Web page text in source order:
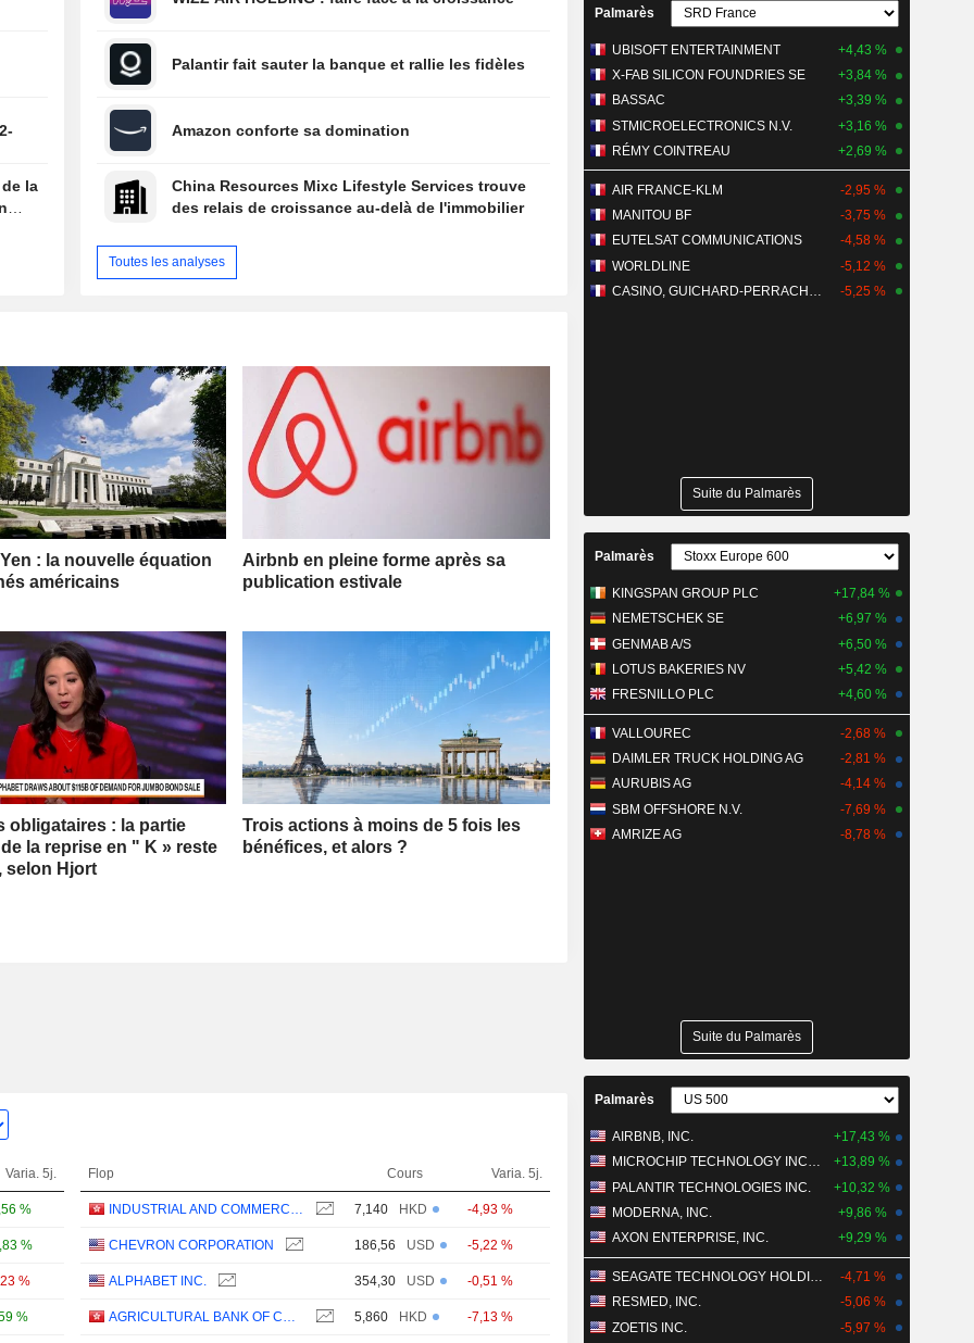
la
Palantir fait sauter la banque et rallie les fidèles
Amazon conforte sa domination
China Resources Mixc Lifestyle Services trouve
des relais de croissance au-delà de l'immobilier
Toutes les analyses
: la nouvelle équation
américains
Airbnb en pleine forme après sa
publication estivale
obligataires : la partie
la reprise en " K » reste
selon Hjort
Trois actions à moins de 5 fois les
bénéfices, et alors ?
Varia. 5j.
%
%
%
%
Flop Cours Varia. 5j.
7,140 HKD -4,93 %
CHEVRON CORPORATION 186,56 USD -5,22 %
ALPHABET INC. 354,30 USD -0,51 %
5,860 HKD -7,13 %
Palmarès
UBISOFT ENTERTAINMENT
+4,43 %
X-FAB SILICON FOUNDRIES SE
+3,84 %
BASSAC
+3,39 %
STMICROELECTRONICS N.V.
+3,16 %
RÉMY COINTREAU
+2,69 %
AIR FRANCE-KLM
-2,95 %
MANITOU BF
-3,75 %
EUTELSAT COMMUNICATIONS
-4,58 %
WORLDLINE
-5,12 %
-5,25 %
Suite du Palmarès
Palmarès
KINGSPAN GROUP PLC
+17,84 %
NEMETSCHEK SE
+6,97 %
GENMAB A/S
+6,50 %
LOTUS BAKERIES NV
+5,42 %
FRESNILLO PLC
+4,60 %
VALLOUREC
-2,68 %
DAIMLER TRUCK HOLDING AG
-2,81 %
AURUBIS AG
-4,14 %
SBM OFFSHORE N.V.
-7,69 %
AMRIZE AG
-8,78 %
Suite du Palmarès
Palmarès
AIRBNB, INC.
+17,43 %
MICROCHIP TECHNOLOGY INCORPORATED
+13,89 %
PALANTIR TECHNOLOGIES INC.
+10,32 %
MODERNA, INC.
+9,86 %
AXON ENTERPRISE, INC.
+9,29 %
SEAGATE TECHNOLOGY HOLDINGS PLC
-4,71 %
RESMED, INC.
-5,06 %
ZOETIS INC.
-5,97 %